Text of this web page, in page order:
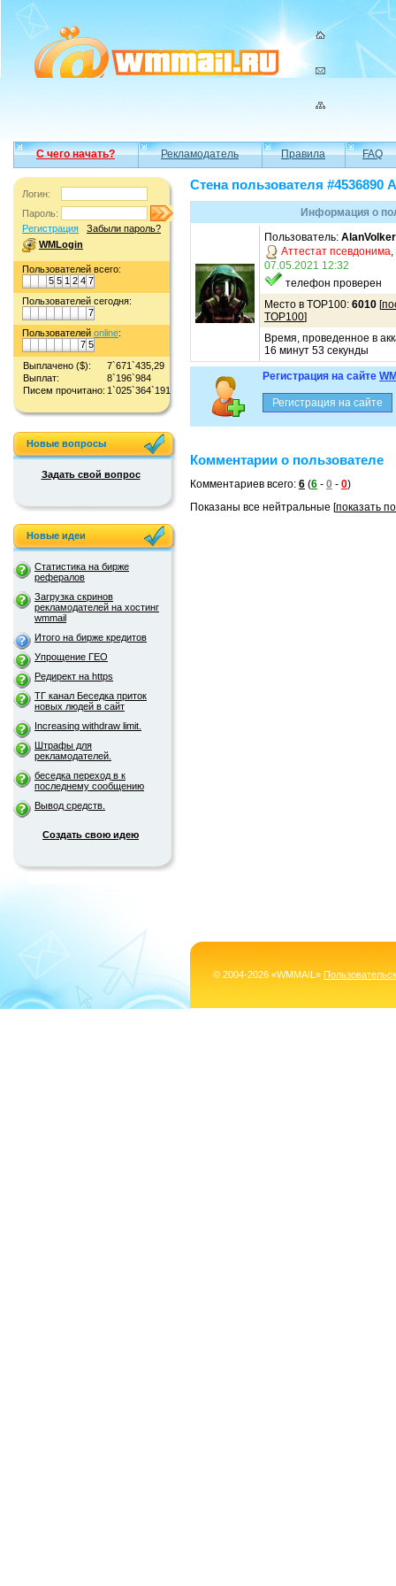
С чего начать? Рекламодатель Правила FAQ
Логин:
Пароль:
Регистрация
Забыли пароль?
WMLogin
Пользователей всего:
5 5 1 2 4 7
Пользователей сегодня:
7
Пользователей online:
7 5
Выплачено ($):
7`671`435,29
Выплат:
8`196`984
Писем прочитано: 1`025`364`191
Новые вопросы
Задать свой вопрос
Новые идеи
Статистика на бирже
рефералов
Загрузка скринов
рекламодателей на хостинг
wmmail
Итого на бирже кредитов
Упрощение ГЕО
Редирект на https
ТГ канал Беседка приток
новых людей в сайт
Increasing withdraw limit.
Штрафы для
рекламодателей.
беседка переход в к
последнему сообщению
Вывод средств.
Создать свою идею
Стена пользователя #4536890
Информация о
Пользователь: AlanVolker
Аттестат псевдонима
07.05.2021 12:32
телефон проверен
Место в TOP100: 6010 [
TOP100]
Время, проведенное в
16 минут 53 секунды
Регистрация на сайте
Комментарии о пользователе
Комментариев всего: 6 (6 - 0 - 0)
Показаны все нейтральные [показать
© 2004-2026 «WMMAIL»